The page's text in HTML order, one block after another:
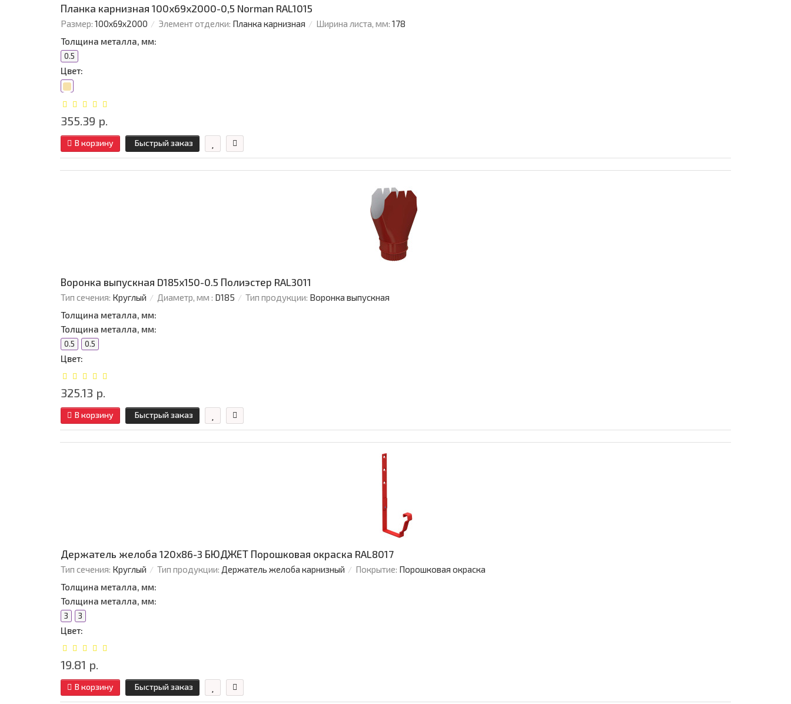
Планка карнизная 100х69х2000-0,5 Norman RAL1015
Размер: 100х69х2000 Элемент отделки: Планка карнизная Ширина листа, мм: 178
Толщина металла, мм:
0.5
Цвет:
355.39 р.
В корзину Быстрый заказ
Воронка выпускная D185х150-0.5 Полиэстер RAL3011
Тип сечения: Круглый Диаметр, мм : D185 Тип продукции: Воронка выпускная
Толщина металла, мм:
Толщина металла, мм:
0.5 0.5
Цвет:
325.13 р.
В корзину Быстрый заказ
Держатель желоба 120х86-3 БЮДЖЕТ Порошковая окраска RAL8017
Тип сечения: Круглый Тип продукции: Держатель желоба карнизный Покрытие: Порошковая окраска
Толщина металла, мм:
Толщина металла, мм:
3 3
Цвет:
19.81 р.
В корзину Быстрый заказ